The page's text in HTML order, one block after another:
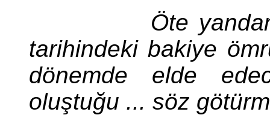
Öte yandan
tarihindeki bakiye
dönemde elde
oluştuğu ... söz